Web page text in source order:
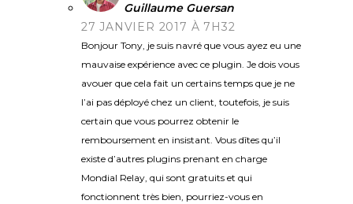
Guillaume Guersan
27 JANVIER 2017 À 7H32
Bonjour Tony, je suis navré que vous ayez eu une
mauvaise expérience avec ce plugin. Je dois vous
avouer que cela fait un certains temps que je ne
l’ai pas déployé chez un client, toutefois, je suis
certain que vous pourrez obtenir le
remboursement en insistant. Vous dîtes qu’il
existe d’autres plugins prenant en charge
Mondial Relay, qui sont gratuits et qui
fonctionnent très bien, pourriez-vous en